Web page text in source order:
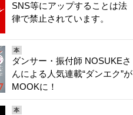
SNS等にアップすることは法
律で禁止されています。
本
ダンサー・振付師 NOSUKEさ
んによる人気連載“ダンエク”が
MOOKに！
本